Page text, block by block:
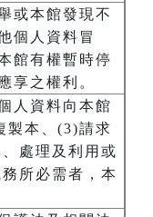
或本館發現不
個人資料冒
館有權暫時停
享之權利。
人資料向本館
製本、(3)請求
處理及利用或
所必需者，本